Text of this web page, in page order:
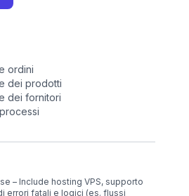
ordini
dei prodotti
dei fornitori
– Include hosting VPS, supporto
errori fatali e logici (es. flussi